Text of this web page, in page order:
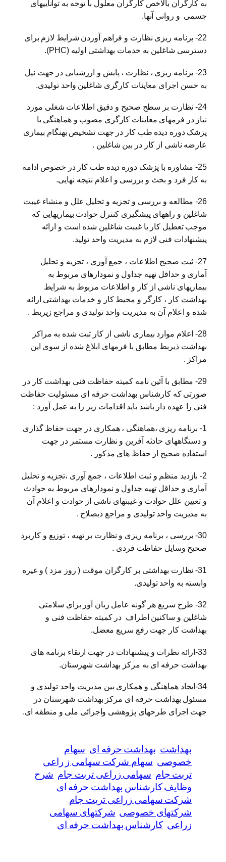
به کارگران بالاخص کارگران معلول با توجه به تواناییهای
جسمی و روانی آنها.
22- برنامه ریزی نظارت و فراهم آوردن شرایط لازم برای
دسترسی شاغلین به خدمات بهداشتی اولیه (PHC).
23- برنامه ریزی ، نظارت ، پایش و ارزشیابی در جهت نیل
به حسن اجرای معاینات کارگری شاغلین واحد تولیدی.
24- نظارت بر سطح صحیح و دقیق اطلاعات شغلی مورد
نیاز در فرمهای معاینات کارگری مصوب و هماهنگی با
پزشک دوره دیده طب کار در جهت تشخیص بهنگام بیماری
عارضه ناشی از کار در بین شاغلین .
25- مشاوره با پزشک دوره دیده طب کار در خصوص ادامه
به کار فرد و بحث و بررسی و اعلام نتیجه نهایی.
26- مطالعه و بررسی و تجزیه و تحلیل علل و منشاء غیبت
شاغلین و راههای پیشگیری کنترل حوادث بیماریهایی که
موجب تعطیل کار یا غیبت شاغلین شده است و ارائه
پیشنهادات فنی لازم به مدیریت واحد تولید.
27- ثبت صحیح اطلاعات ، جمع آوری ، تجزیه و تحلیل
آماری و حداقل تهیه جداول و نمودارهای مربوط به
بیماریهای ناشی از کار و اطلاعات مربوط به شرایط
بهداشت کار ، کارگر و محیط کار و خدمات بهداشتی ارائه
شده و اعلام آن به مدیریت واحد تولیدی و مراجع زیربط .
28- اعلام موارد بیماری ناشی از کار ثبت شده به مراکز
بهداشت ذیربط مطابق با فرمهای ابلاغ شده از سوی این
مراکز .
29- مطابق با آئین نامه کمیته حفاظت فنی بهداشت کار در
صورتی که کارشناس بهداشت حرفه ای مسئولیت حفاظت
فنی را عهده دار باشد باید اقدامات زیر را به عمل آورد :
1- برنامه ریزی ،هماهنگی ، همکاری در جهت حفاظ گذاری
و دستگاههای حادثه آفرین و نظارت مستمر در جهت
استفاده صحیح از حفاظ های مذکور .
2- بازدید منظم و ثبت اطلاعات ، جمع آوری ،تجزیه و تحلیل
آماری و حداقل تهیه جداول و نمودارهای مربوط به حوادث
و تعیین علل حوادث و غیبتهای ناشی از حوادث و اعلام آن
به مدیریت واحد تولیدی و مراجع ذیصلاح .
30- بررسی ، برنامه ریزی و نظارت بر تهیه ، توزیع و کاربرد
صحیح وسایل حفاظت فردی .
31- نظارت بهداشتی بر کارگران موقت ( روز مزد ) و غیره
وابسته به واحد تولیدی.
32- طرح سریع هر گونه عامل زیان آور برای سلامتی
شاغلین و ساکنین اطراف در کمیته حفاظت فنی و
بهداشت کار جهت رفع سریع معضل.
33-ارائه نظرات و پیشنهادات در جهت ارتقاء برنامه های
بهداشت حرفه ای به مرکز بهداشت شهرستان.
34-ایجاد هماهنگی و همکاری بین مدیریت واحد تولیدی و
مسئول بهداشت حرفه ای مرکز بهداشت شهرستان در
جهت اجرای طرحهای پژوهشی واجرائی ملی و منطقه ای.
بهداشت بهداشت حرفه ای سهام
خصوصی سهام شرکت سهامی ز راعی
تربت جام سهامی زراعی تربت جام شرح
وظایف کارشناس بهداشت حرفه ای
شرکت سهامی زراعی تربت جام
شرکتهای خصوصی شرکتهای سهامی
زراعی کارشناس بهداشت حرفه ای